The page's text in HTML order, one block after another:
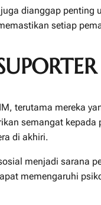
dianggap penting
setiap
terutama mereka
semangat
di akhiri.
menjadi sarana
memengaruhi